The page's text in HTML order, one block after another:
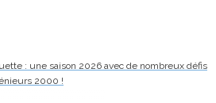
: une saison 2026 avec de nombreux défis
2000 !